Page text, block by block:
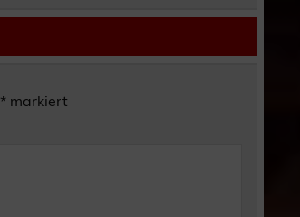
*markiert